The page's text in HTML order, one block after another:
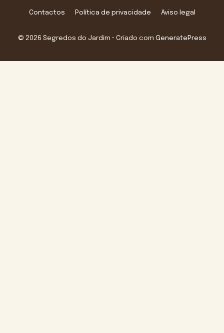
Contactos Política de privacidade Aviso legal
© 2026 Segredos do Jardim • Criado com GeneratePress